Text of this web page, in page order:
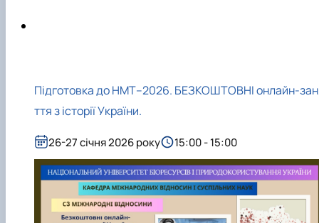
Підготовка до НМТ–2026. БЕЗКОШТОВНІ онлайн-
ття з історії України.
26-27 січня 2026 року 15:00 - 15:00